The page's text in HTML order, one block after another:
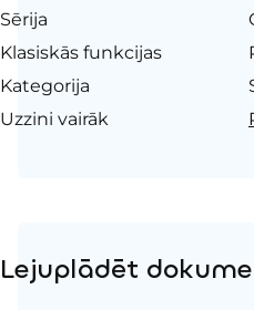
Sērija
Klasiskās funkcijas
Kategorija
Uzzini vairāk
Lejuplādēt